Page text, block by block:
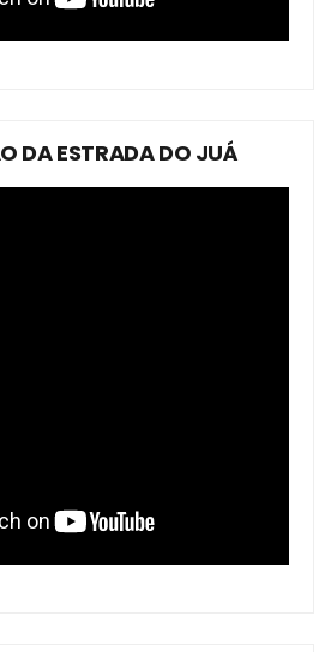
DA ESTRADA DO JUÁ